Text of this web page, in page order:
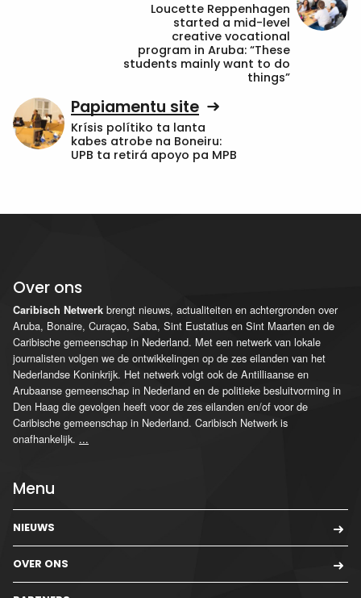
Loucette Reppenhagen
started a mid-level
creative vocational
program in Aruba: “These
students mainly want to do
things”
Papiamentu site
Krísis polítiko ta lanta
kabes atrobe na Boneiru:
UPB ta retirá apoyo pa MPB
Over ons
Caribisch Netwerk brengt nieuws, actualiteiten en achtergronden over
Aruba, Bonaire, Curaçao, Saba, Sint Eustatius en Sint Maarten en de
Caribische gemeenschap in Nederland. Met een netwerk van lokale
journalisten volgen we de ontwikkelingen op de zes eilanden van het
Nederlandse Koninkrijk. Het netwerk volgt ook de Antilliaanse en
Arubaanse gemeenschap in Nederland en de politieke besluitvorming in
Den Haag die gevolgen heeft voor de zes eilanden en/of voor de
Caribische gemeenschap in Nederland. Caribisch Netwerk is
onafhankelijk. ...
Menu
NIEUWS
OVER ONS